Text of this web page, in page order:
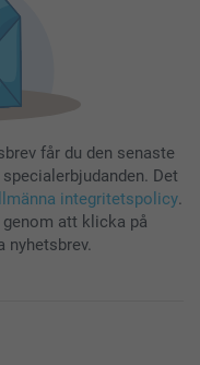
får du den senaste
Det
integritetspolicy.
att klicka på
nyhetsbrev.